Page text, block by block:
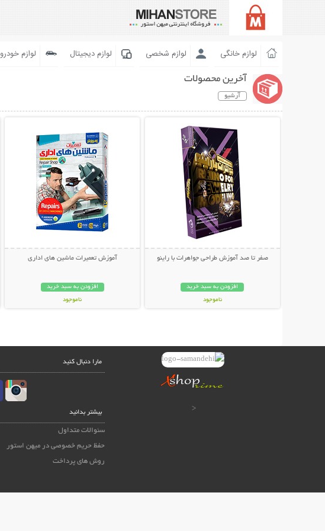
لوازم خانگی لوازم شخصی لوازم دیجیتال لوازم خودرو
آخرین محصولات
آرشیو
صفر تا صد آموزش طراحی جواهرات با راینو
افزودن به سبد خرید
ناموجود
آموزش تعمیرات ماشین های اداری
افزودن به سبد خرید
ناموجود
<
مارا دنبال کنید
بیشتر بدانید
سئوالات متداول
حفظ حریم خصوصی در میهن استور
روش های پرداخت